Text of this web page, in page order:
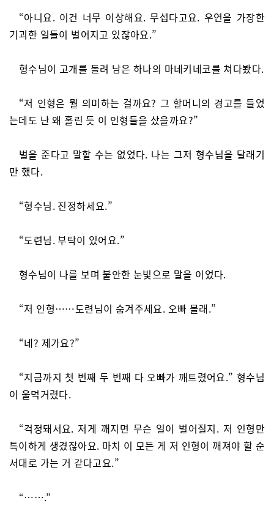
“아니요. 이건 너무 이상해요. 무섭다고요. 우연을 가장한
기괴한 일들이 벌어지고 있잖아요.”
형수님이 고개를 돌려 남은 하나의 마네키네코를 쳐다봤다.
“저 인형은 뭘 의미하는 걸까요? 그 할머니의 경고를 들었
는데도 난 왜 홀린 듯 이 인형들을 샀을까요?”
벌을 준다고 말할 수는 없었다. 나는 그저 형수님을 달래기
만 했다.
“형수님. 진정하세요.”
“도련님. 부탁이 있어요.”
형수님이 나를 보며 불안한 눈빛으로 말을 이었다.
“저 인형……도련님이 숨겨주세요. 오빠 몰래.”
“네? 제가요?”
“지금까지 첫 번째 두 번째 다 오빠가 깨트렸어요.” 형수님
이 울먹거렸다.
“걱정돼서요. 저게 깨지면 무슨 일이 벌어질지. 저 인형만
특이하게 생겼잖아요. 마치 이 모든 게 저 인형이 깨져야 할 순
서대로 가는 거 같다고요.”
“…….”